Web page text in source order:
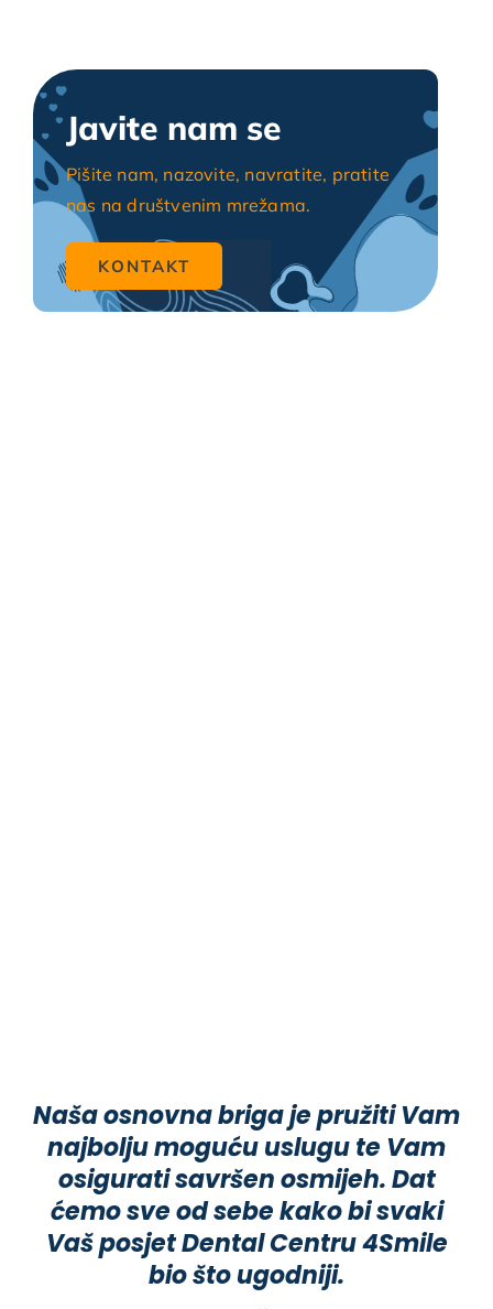
Javite nam se
Pišite nam, nazovite, navratite, pratite
nas na društvenim mrežama.
KONTAKT
Naša osnovna briga je pružiti Vam
najbolju moguću uslugu te Vam
osigurati savršen osmijeh. Dat
ćemo sve od sebe kako bi svaki
Vaš posjet Dental Centru 4Smile
bio što ugodniji.